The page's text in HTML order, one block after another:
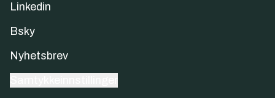
Linkedin
Bsky
Nyhetsbrev